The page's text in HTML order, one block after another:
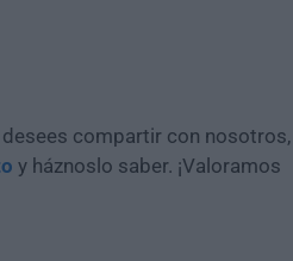
compartir con nosotros,
y háznoslo saber. ¡Valoramos